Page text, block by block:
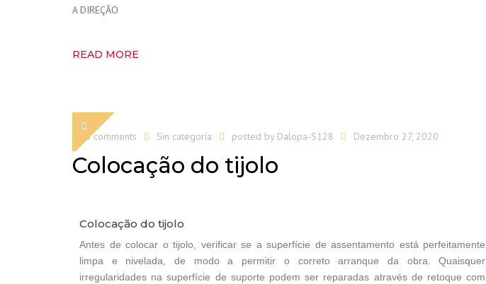
A DIREÇÃO
READ MORE
0 comments Sin categoría posted by Dalopa-S128 Dezembro 27, 2020
Colocação do tijolo
Colocação do tijolo
Antes de colocar o tijolo, verificar se a superfície de assentamento está perfeitamente
limpa e nivelada, de modo a permitir o correto arranque da obra. Quaisquer
irregularidades na superfície de suporte podem ser reparadas através de retoque com